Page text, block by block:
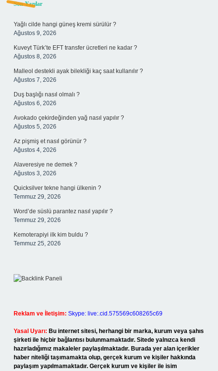
Sidebar
Son Yazılar
Yağlı cilde hangi güneş kremi sürülür ?
Ağustos 9, 2026
Kuveyt Türk’te EFT transfer ücretleri ne kadar ?
Ağustos 8, 2026
Malleol destekli ayak bilekliği kaç saat kullanılır ?
Ağustos 7, 2026
Duş başlığı nasıl olmalı ?
Ağustos 6, 2026
Avokado çekirdeğinden yağ nasıl yapılır ?
Ağustos 5, 2026
Az pişmiş et nasıl görünür ?
Ağustos 4, 2026
Alaveresiye ne demek ?
Ağustos 3, 2026
Quicksilver tekne hangi ülkenin ?
Temmuz 29, 2026
Word’de süslü parantez nasıl yapılır ?
Temmuz 29, 2026
Kemoterapiyi ilk kim buldu ?
Temmuz 25, 2026
Reklam ve İletişim: Skype: live:.cid.575569c608265c69
Yasal Uyarı: Bu internet sitesi, herhangi bir marka, kurum veya şahıs
şirketi ile hiçbir bağlantısı bulunmamaktadır. Sitede yalnızca kendi
hazırladığımız makaleler paylaşılmaktadır. Burada yer alan içerikler
haber niteliği taşımamakta olup, gerçek kurum ve kişiler hakkında
paylaşım yapılmamaktadır. Gerçek kurum ve kişiler ile isim